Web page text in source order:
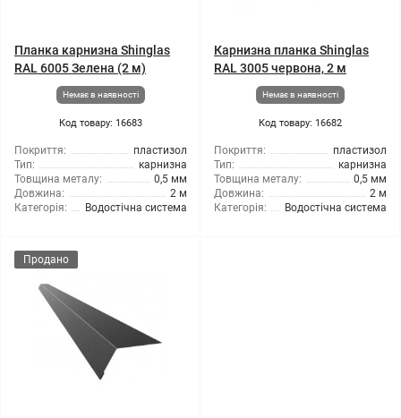
Планка карнизна Shinglas
RAL 6005 Зелена (2 м)
Немає в наявності
Код товару: 16683
Покриття:
пластизол
Тип:
карнизна
Товщина металу:
0,5 мм
Довжина:
2 м
Категорія:
Водостічна система
Карнизна планка Shinglas
RAL 3005 червона, 2 м
Немає в наявності
Код товару: 16682
Покриття:
пластизол
Тип:
карнизна
Товщина металу:
0,5 мм
Довжина:
2 м
Категорія:
Водостічна система
Продано